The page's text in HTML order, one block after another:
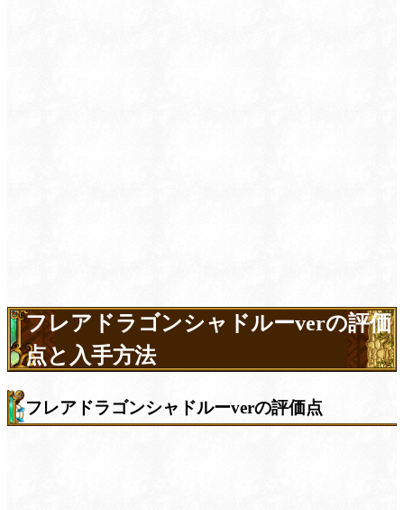
フレアドラゴンシャドルーverの評価
点と入手方法
フレアドラゴンシャドルーverの評価点